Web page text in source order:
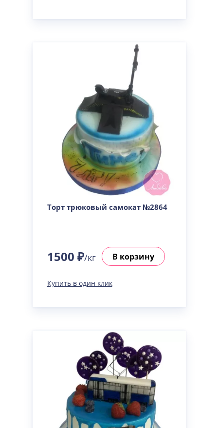
Торт трюковый самокат №2864
1500 ₽/кг В корзину
Купить в один клик